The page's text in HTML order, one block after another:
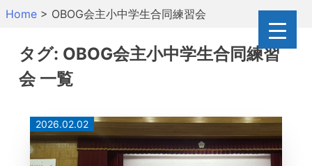
SkipHome > OBOG会主小中学生合同練習会
タグ: OBOG会主小中学生合同練習
会一覧
2026.02.02